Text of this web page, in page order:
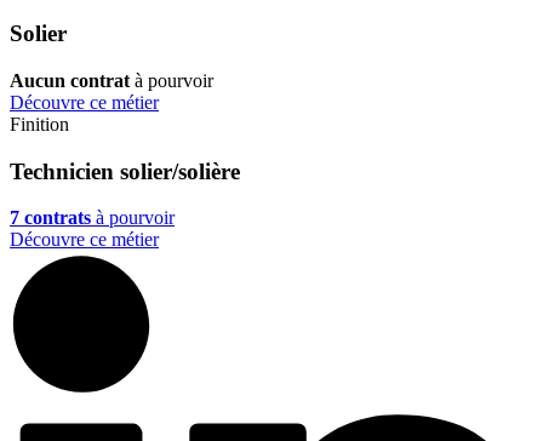
Solier
Aucun contrat à pourvoir
Découvre ce métier
Finition
Technicien solier/solière
7 contrats à pourvoir
Découvre ce métier